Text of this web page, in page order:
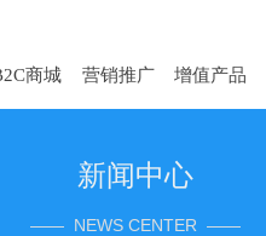
商城 营销推广 增值产品
新闻中心
—— NEWS CENTER ——